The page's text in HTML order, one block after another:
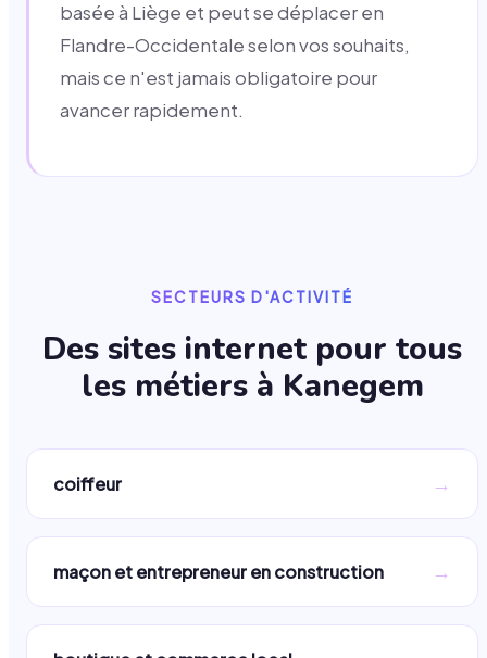
basée à Liège et peut se déplacer en
Flandre-Occidentale selon vos souhaits,
mais ce n'est jamais obligatoire pour
avancer rapidement.
SECTEURS D'ACTIVITÉ
Des sites internet pour tous
les métiers à Kanegem
coiffeur →
maçon et entrepreneur en construction →